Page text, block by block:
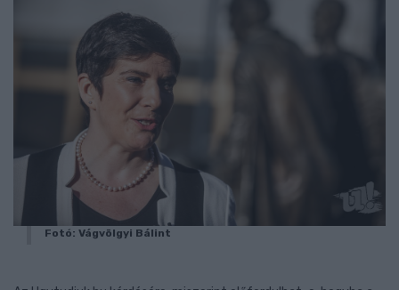
Fotó: Vágvölgyi Bálint